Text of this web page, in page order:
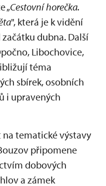
„Cestovní horečka.
", která je k vidění
dubna. Další
Libochovice,
téma
sbírek, osobních
i upravených
tematické výstavy
připomene
dobových
a zámek